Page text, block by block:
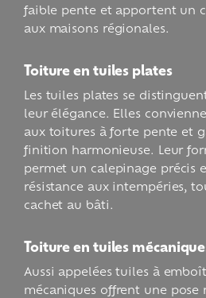
faible pente et apportent un
aux maisons régionales.
Toiture en tuiles plates
Les tuiles plates se
leur élégance. Elles
aux toitures à forte pente et
finition harmonieuse. Leur
permet un calepinage précis
résistance aux intempéries,
cachet au bâti.
Toiture en tuiles
Aussi appelées tuiles à
mécaniques offrent une pose